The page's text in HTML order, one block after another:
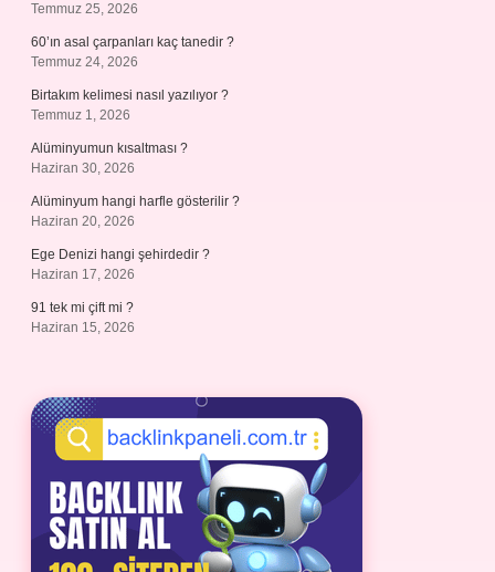
Temmuz 25, 2026
60’ın asal çarpanları kaç tanedir ?
Temmuz 24, 2026
Birtakım kelimesi nasıl yazılıyor ?
Temmuz 1, 2026
Alüminyumun kısaltması ?
Haziran 30, 2026
Alüminyum hangi harfle gösterilir ?
Haziran 20, 2026
Ege Denizi hangi şehirdedir ?
Haziran 17, 2026
91 tek mi çift mi ?
Haziran 15, 2026